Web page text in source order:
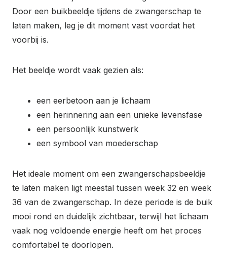
Door een buikbeeldje tijdens de zwangerschap te
laten maken, leg je dit moment vast voordat het
voorbij is.
Het beeldje wordt vaak gezien als:
een eerbetoon aan je lichaam
een herinnering aan een unieke levensfase
een persoonlijk kunstwerk
een symbool van moederschap
Het ideale moment om een zwangerschapsbeeldje
te laten maken ligt meestal tussen week 32 en week
36 van de zwangerschap. In deze periode is de buik
mooi rond en duidelijk zichtbaar, terwijl het lichaam
vaak nog voldoende energie heeft om het proces
comfortabel te doorlopen.